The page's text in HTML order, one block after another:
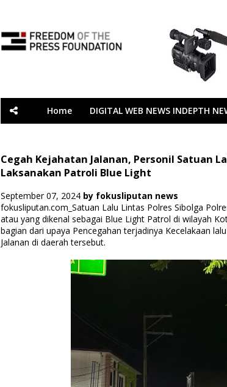
Home DIGITAL WEB NEWS INDEPTH
Cegah Kejahatan Jalanan, Personil Satuan
Laksanakan Patroli Blue Light
September 07, 2024 by fokusliputan news
fokusliputan.com_Satuan Lalu Lintas Polres Sibolga
atau yang dikenal sebagai Blue Light Patrol di wilayah
bagian dari upaya Pencegahan terjadinya Kecelakaan
Jalanan di daerah tersebut.